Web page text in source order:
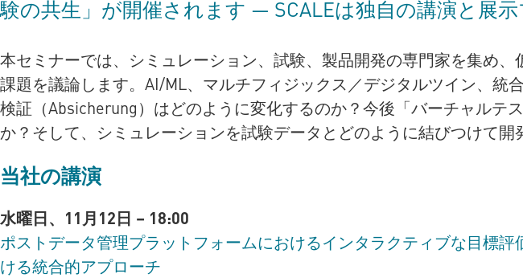
験の共生」が開催されます — SCALEは独自の講演と展
本セミナーでは、シミュレーション、試験、製品開発の専門家を集め
課題を議論します。AI/ML、マルチフィジックス／デジタルツイン、統
検証（Absicherung）はどのように変化するのか？今後「バーチャルテ
か？そして、シミュレーションを試験データとどのように結びつけて開
当社の講演
水曜日、11月12日 – 18:00
ポストデータ管理プラットフォームにおけるインタラクティブな目標
ける統合的アプローチ